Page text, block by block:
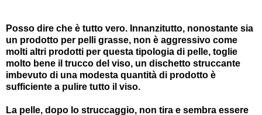
Posso dire che è tutto vero. Innanzitutto, nonostante sia
un prodotto per pelli grasse, non è aggressivo come
molti altri prodotti per questa tipologia di pelle, toglie
molto bene il trucco del viso, un dischetto struccante
imbevuto di una modesta quantità di prodotto è
sufficiente a pulire tutto il viso.
La pelle, dopo lo struccaggio, non tira e sembra essere